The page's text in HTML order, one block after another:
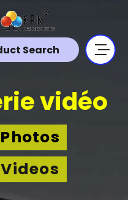
Search
vidéo
Photos
Videos